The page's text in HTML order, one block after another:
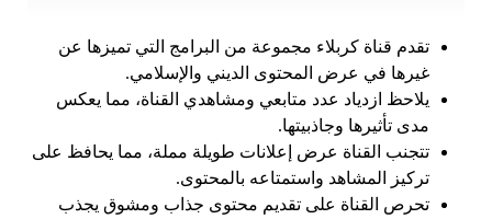
تقدم قناة كربلاء مجموعة من البرامج التي تميزها عن
غيرها في عرض المحتوى الديني والإسلامي.
يلاحظ ازدياد عدد متابعي ومشاهدي القناة، مما يعكس
مدى تأثيرها وجاذبيتها.
تتجنب القناة عرض إعلانات طويلة مملة، مما يحافظ على
تركيز المشاهد واستمتاعه بالمحتوى.
تحرص القناة على تقديم محتوى جذاب ومشوق يجذب